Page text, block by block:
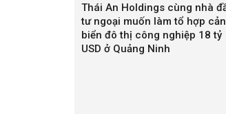
Thái An Holdings cùng nhà
tư ngoại muốn làm tổ hợp
biển đô thị công nghiệp 18 tỷ
USD ở Quảng Ninh